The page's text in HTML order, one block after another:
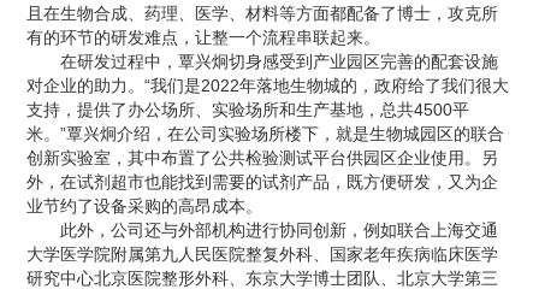
且在生物合成、药理、医学、材料等方面都配备了博士，攻克所
有的环节的研发难点，让整一个流程串联起来。
在研发过程中，覃兴炯切身感受到产业园区完善的配套设施
对企业的助力。“我们是2022年落地生物城的，政府给了我们很大
支持，提供了办公场所、实验场所和生产基地，总共4500平
米。”覃兴炯介绍，在公司实验场所楼下，就是生物城园区的联合
创新实验室，其中布置了公共检验测试平台供园区企业使用。另
外，在试剂超市也能找到需要的试剂产品，既方便研发，又为企
业节约了设备采购的高昂成本。
此外，公司还与外部机构进行协同创新，例如联合上海交通
大学医学院附属第九人民医院整复外科、国家老年疾病临床医学
研究中心北京医院整形外科、东京大学博士团队、北京大学第三